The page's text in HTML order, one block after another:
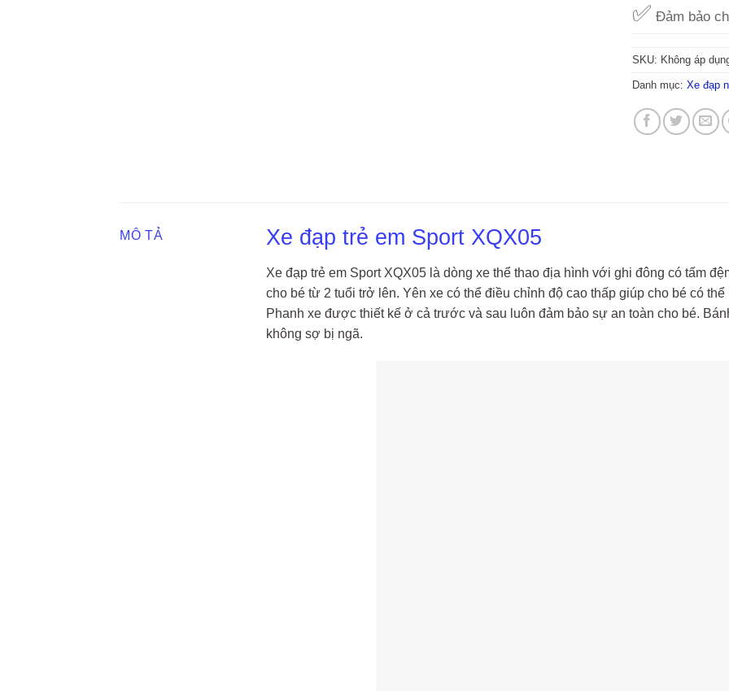
✅ Đảm bảo
SKU: Không áp
Danh mục: Xe đạp
MÔ TẢ Xe đạp trẻ em Sport XQX05
Xe đạp trẻ em Sport XQX05 là dòng xe thể thao địa hình với ghi đông có tấm
cho bé từ 2 tuổi trở lên. Yên xe có thể điều chỉnh độ cao thấp giúp cho bé có
Phanh xe được thiết kế ở cả trước và sau luôn đảm bảo sự an toàn cho bé.
không sợ bị ngã.